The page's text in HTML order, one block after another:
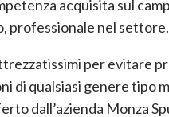
acquisita sul
professionale nel settore.
per evitare
qualsiasi genere tipo
dall’azienda Monza